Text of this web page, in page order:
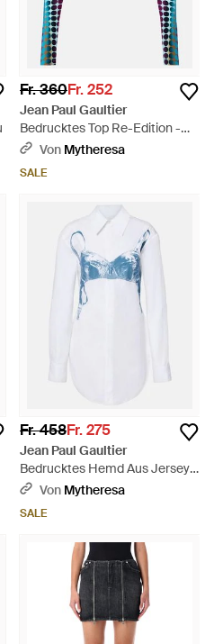
Fr. 360Fr. 252
Jean Paul Gaultier
Bedrucktes Top Re-Edition -
BlauVon Mytheresa
SALE
Fr. 458Fr. 275
Jean Paul Gaultier
Bedrucktes Hemd Aus Jersey -
BlauVon Mytheresa
SALE